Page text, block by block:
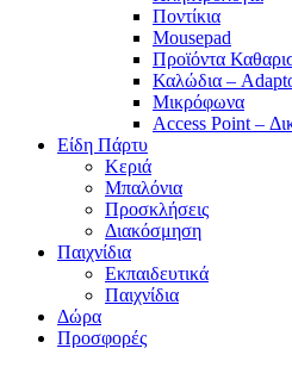
Ποντίκια
Mousepad
Προϊόντα
Καλώδια –
Μικρόφωνα
Access Point –
Είδη Πάρτυ
Κεριά
Μπαλόνια
Προσκλήσεις
Διακόσμηση
Παιχνίδια
Εκπαιδευτικά
Παιχνίδια
Δώρα
Προσφορές